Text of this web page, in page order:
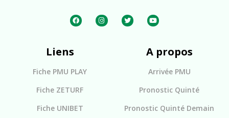
Liens
Fiche PMU PLAY
Fiche ZETURF
Fiche UNIBET
A propos
Arrivée PMU
Pronostic Quinté
Pronostic Quinté Demain